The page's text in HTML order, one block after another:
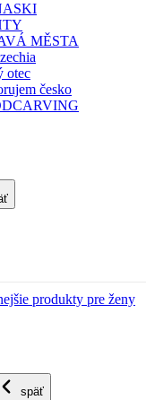
MĚSTA
otec
česko
produkty pre ženy
späť